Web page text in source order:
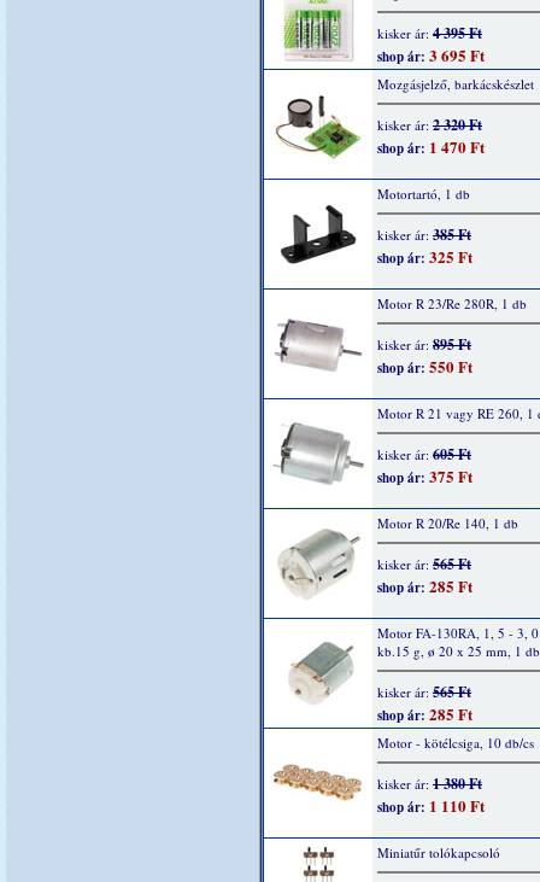
kisker ár: 4 395 Ft
shop ár: 3 695 Ft
Mozgásjelző, barkácskészlet
kisker ár: 2 320 Ft
shop ár: 1 470 Ft
Motortartó, 1 db
kisker ár: 385 Ft
shop ár: 325 Ft
Motor R 23/Re 280R, 1 db
kisker ár: 895 Ft
shop ár: 550 Ft
Motor R 21 vagy RE 260, 1
kisker ár: 605 Ft
shop ár: 375 Ft
Motor R 20/Re 140, 1 db
kisker ár: 565 Ft
shop ár: 285 Ft
Motor FA-130RA, 1, 5 - 3,
kb.15 g, ø 20 x 25 mm, 1 db
kisker ár: 565 Ft
shop ár: 285 Ft
Motor - kötélcsiga, 10 db/cs
kisker ár: 1 380 Ft
shop ár: 1 110 Ft
Miniatűr tolókapcsoló